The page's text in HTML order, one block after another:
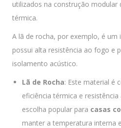
utilizados na construção modular
térmica.
A lã de rocha, por exemplo, é um
possui alta resistência ao fogo e
isolamento acústico.
Lã de Rocha: Este material é
eficiência térmica e
escolha popular para casas
manter a temperatura interna